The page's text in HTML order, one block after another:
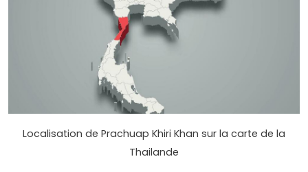
Localisation de Prachuap Khiri Khan sur la carte de la
Thailande